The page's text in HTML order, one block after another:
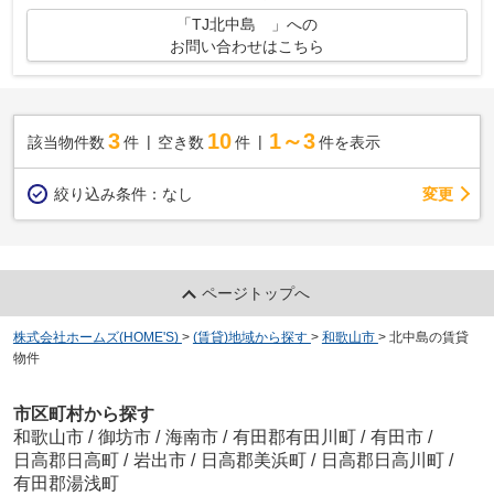
「TJ北中島 」への
お問い合わせはこちら
該当物件数 3件 空き数 10 件 1～3 件を表示
絞り込み条件： なし 変更
ページトップへ
株式会社ホームズ(HOME'S) > (賃貸)地域から探す > 和歌山市 > 北中島の賃貸
物件
市区町村から探す
和歌山市 / 御坊市 / 海南市 / 有田郡有田川町 / 有田市 /
日高郡日高町 / 岩出市 / 日高郡美浜町 / 日高郡日高川町 /
有田郡湯浅町